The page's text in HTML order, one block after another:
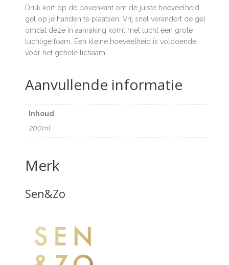
Druk kort op de bovenkant om de juiste hoeveelheid
gel op je handen te plaatsen. Vrij snel verandert de gel
omdat deze in aanraking komt met lucht een grote
luchtige foam. Een kleine hoeveelheid is voldoende
voor het gehele lichaam.
Aanvullende informatie
Inhoud
200ml
Merk
Sen&Zo